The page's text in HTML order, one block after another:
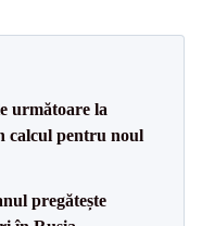
următoare la
calcul pentru noul
pregătește